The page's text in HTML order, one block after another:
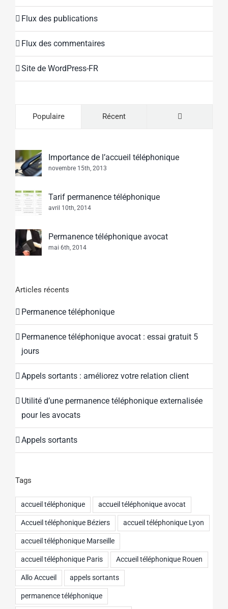
Flux des publications
Flux des commentaires
Site de WordPress-FR
Populaire Récent
Importance de l’accueil téléphonique
novembre 15th, 2013
Tarif permanence téléphonique
avril 10th, 2014
Permanence téléphonique avocat
mai 6th, 2014
Articles récents
Permanence téléphonique
Permanence téléphonique avocat : essai gratuit 5
jours
Appels sortants : améliorez votre relation client
Utilité d’une permanence téléphonique externalisée
pour les avocats
Appels sortants
Tags
accueil téléphonique accueil téléphonique avocat
Accueil téléphonique Béziers accueil téléphonique Lyon
accueil téléphonique Marseille
accueil téléphonique Paris Accueil téléphonique Rouen
Allo Accueil appels sortants
permanence téléphonique